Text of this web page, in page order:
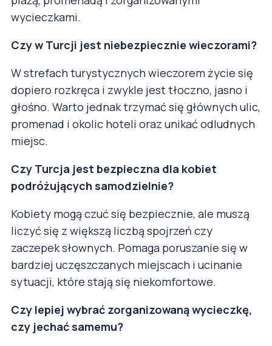
wycieczkami.
Czy w Turcji jest niebezpiecznie wieczorami?
W strefach turystycznych wieczorem życie się
dopiero rozkręca i zwykle jest tłoczno, jasno i
głośno. Warto jednak trzymać się głównych ulic,
promenad i okolic hoteli oraz unikać odludnych
miejsc.
Czy Turcja jest bezpieczna dla kobiet
podróżujących samodzielnie?
Kobiety mogą czuć się bezpiecznie, ale muszą
liczyć się z większą liczbą spojrzeń czy
zaczepek słownych. Pomaga poruszanie się w
bardziej uczęszczanych miejscach i ucinanie
sytuacji, które stają się niekomfortowe.
Czy lepiej wybrać zorganizowaną wycieczkę,
czy jechać samemu?